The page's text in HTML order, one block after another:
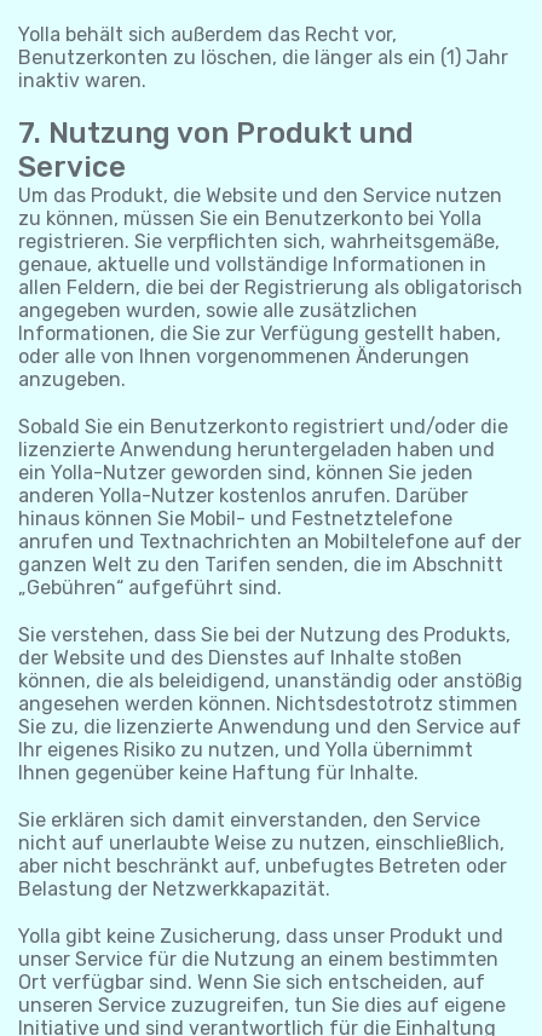
Yolla behält sich außerdem das Recht vor,
Benutzerkonten zu löschen, die länger als ein (1) Jahr
inaktiv waren.
7. Nutzung von Produkt und
Service
Um das Produkt, die Website und den Service nutzen
zu können, müssen Sie ein Benutzerkonto bei Yolla
registrieren. Sie verpflichten sich, wahrheitsgemäße,
genaue, aktuelle und vollständige Informationen in
allen Feldern, die bei der Registrierung als obligatorisch
angegeben wurden, sowie alle zusätzlichen
Informationen, die Sie zur Verfügung gestellt haben,
oder alle von Ihnen vorgenommenen Änderungen
anzugeben.
Sobald Sie ein Benutzerkonto registriert und/oder die
lizenzierte Anwendung heruntergeladen haben und
ein Yolla-Nutzer geworden sind, können Sie jeden
anderen Yolla-Nutzer kostenlos anrufen. Darüber
hinaus können Sie Mobil- und Festnetztelefone
anrufen und Textnachrichten an Mobiltelefone auf der
ganzen Welt zu den Tarifen senden, die im Abschnitt
„Gebühren“ aufgeführt sind.
Sie verstehen, dass Sie bei der Nutzung des Produkts,
der Website und des Dienstes auf Inhalte stoßen
können, die als beleidigend, unanständig oder anstößig
angesehen werden können. Nichtsdestotrotz stimmen
Sie zu, die lizenzierte Anwendung und den Service auf
Ihr eigenes Risiko zu nutzen, und Yolla übernimmt
Ihnen gegenüber keine Haftung für Inhalte.
Sie erklären sich damit einverstanden, den Service
nicht auf unerlaubte Weise zu nutzen, einschließlich,
aber nicht beschränkt auf, unbefugtes Betreten oder
Belastung der Netzwerkkapazität.
Yolla gibt keine Zusicherung, dass unser Produkt und
unser Service für die Nutzung an einem bestimmten
Ort verfügbar sind. Wenn Sie sich entscheiden, auf
unseren Service zuzugreifen, tun Sie dies auf eigene
Initiative und sind verantwortlich für die Einhaltung